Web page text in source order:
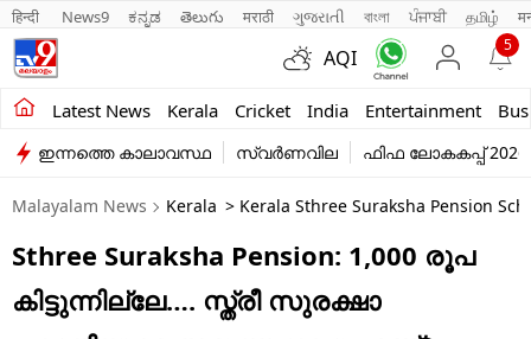
हिन्दी News9 ಕನ್ನಡ తెలుగు मराठी ગુજરાતી বাংলা ਪੰਜਾਬੀ தமிழ்
AQI
5
Latest News Kerala Cricket India Entertainment
Kerala
India
Entertainment
Business
Education
ഇന്നത്തെ കാലാവസ്ഥ സ്വർണവില ഫിഫ ലോകകപ്പ് 2026
Malayalam News Kerala > Kerala Sthree Suraksha Pension
Sthree Suraksha Pension: 1,000 രൂപ
കിട്ടുന്നില്ലേ…. സ്ത്രീ സുരക്ഷാ